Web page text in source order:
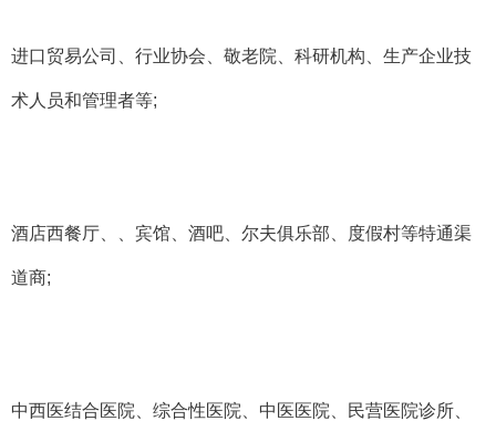
进口贸易公司、行业协会、敬老院、科研机构、生产企业技
术人员和管理者等;
酒店西餐厅、、宾馆、酒吧、尔夫俱乐部、度假村等特通渠
道商;
中西医结合医院、综合性医院、中医医院、民营医院诊所、